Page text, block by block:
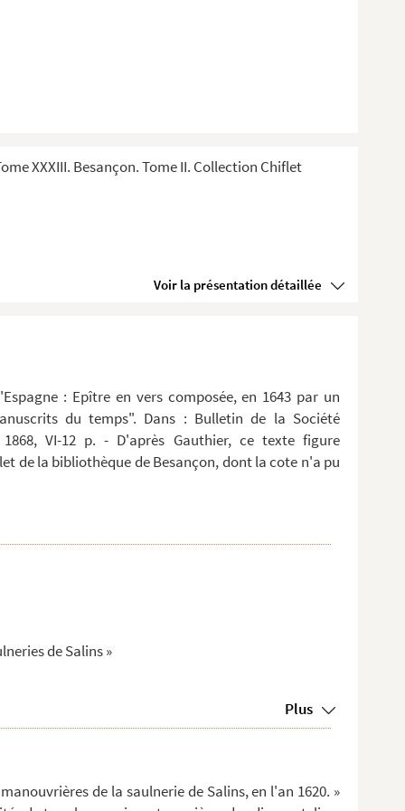
XXXIII. Besançon. Tome II. Collection Chiflet
Voir la présentation détaillée
: Epître en vers composée, en 1643 par un
du temps". Dans : Bulletin de la Société
VI-12 p. - D'après Gauthier, ce texte figure
de la bibliothèque de Besançon, dont la cote n'a pu
de Salins »
Plus
de la saulnerie de Salins, en l'an 1620. »